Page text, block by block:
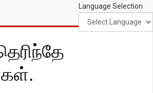
Language Selection